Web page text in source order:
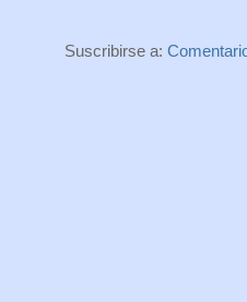
Suscribirse a: